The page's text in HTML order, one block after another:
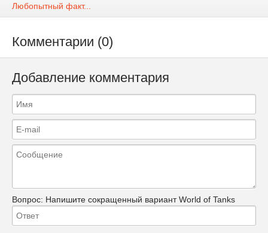
Любопытный факт...
Комментарии (0)
Добавление комментария
Вопрос: Напишите сокращенный вариант World of Tanks